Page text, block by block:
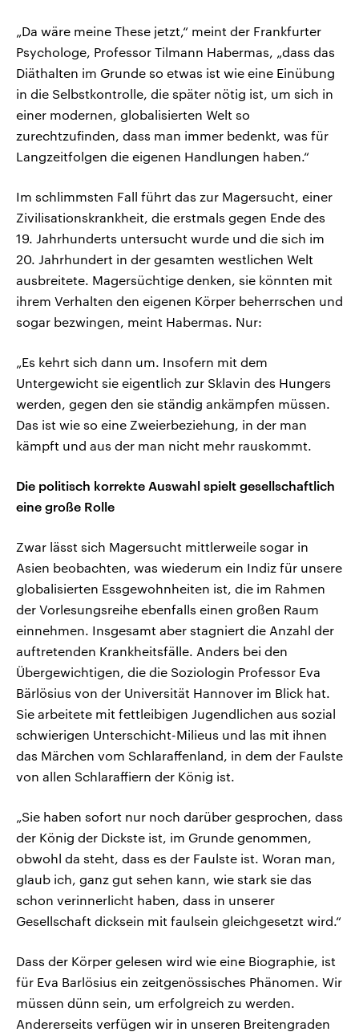
„Da wäre meine These jetzt,“ meint der Frankfurter
Psychologe, Professor Tilmann Habermas, „dass das
Diäthalten im Grunde so etwas ist wie eine Einübung
in die Selbstkontrolle, die später nötig ist, um sich in
einer modernen, globalisierten Welt so
zurechtzufinden, dass man immer bedenkt, was für
Langzeitfolgen die eigenen Handlungen haben.“
Im schlimmsten Fall führt das zur Magersucht, einer
Zivilisationskrankheit, die erstmals gegen Ende des
19. Jahrhunderts untersucht wurde und die sich im
20. Jahrhundert in der gesamten westlichen Welt
ausbreitete. Magersüchtige denken, sie könnten mit
ihrem Verhalten den eigenen Körper beherrschen und
sogar bezwingen, meint Habermas. Nur:
„Es kehrt sich dann um. Insofern mit dem
Untergewicht sie eigentlich zur Sklavin des Hungers
werden, gegen den sie ständig ankämpfen müssen.
Das ist wie so eine Zweierbeziehung, in der man
kämpft und aus der man nicht mehr rauskommt.
Die politisch korrekte Auswahl spielt gesellschaftlich
eine große Rolle
Zwar lässt sich Magersucht mittlerweile sogar in
Asien beobachten, was wiederum ein Indiz für unsere
globalisierten Essgewohnheiten ist, die im Rahmen
der Vorlesungsreihe ebenfalls einen großen Raum
einnehmen. Insgesamt aber stagniert die Anzahl der
auftretenden Krankheitsfälle. Anders bei den
Übergewichtigen, die die Soziologin Professor Eva
Bärlösius von der Universität Hannover im Blick hat.
Sie arbeitete mit fettleibigen Jugendlichen aus sozial
schwierigen Unterschicht-Milieus und las mit ihnen
das Märchen vom Schlaraffenland, in dem der Faulste
von allen Schlaraffiern der König ist.
„Sie haben sofort nur noch darüber gesprochen, dass
der König der Dickste ist, im Grunde genommen,
obwohl da steht, dass es der Faulste ist. Woran man,
glaub ich, ganz gut sehen kann, wie stark sie das
schon verinnerlicht haben, dass in unserer
Gesellschaft dicksein mit faulsein gleichgesetzt wird.“
Dass der Körper gelesen wird wie eine Biographie, ist
für Eva Barlösius ein zeitgenössisches Phänomen. Wir
müssen dünn sein, um erfolgreich zu werden.
Andererseits verfügen wir in unseren Breitengraden